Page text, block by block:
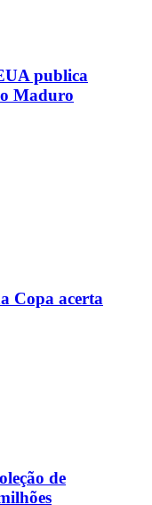
publica
Maduro
Copa acerta
de